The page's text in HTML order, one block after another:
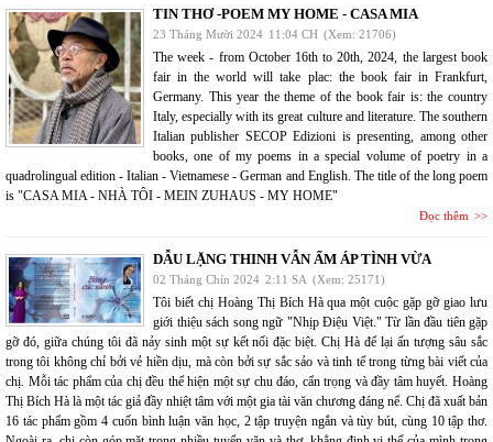
TIN THƠ -POEM MY HOME - CASA MIA
23 Tháng Mười 2024 11:04 CH (Xem: 21706)
The week - from October 16th to 20th, 2024, the largest book
fair in the world will take plac: the book fair in Frankfurt,
Germany. This year the theme of the book fair is: the country
Italy, especially with its great culture and literature. The southern
Italian publisher SECOP Edizioni is presenting, among other
books, one of my poems in a special volume of poetry in a
quadrolingual edition - Italian - Vietnamese - German and English. The title of the long poem
is "CASA MIA - NHÀ TÔI - MEIN ZUHAUS - MY HOME"
Đọc thêm
DẪU LẶNG THINH VẪN ẤM ÁP TÌNH VỪA
02 Tháng Chín 2024 2:11 SA (Xem: 25171)
Tôi biết chị Hoàng Thị Bích Hà qua một cuộc gặp gỡ giao lưu
giới thiệu sách song ngữ "Nhịp Điệu Việt." Từ lần đầu tiên gặp
gỡ đó, giữa chúng tôi đã nảy sinh một sự kết nối đặc biệt. Chị Hà để lại ấn tượng sâu sắc
trong tôi không chỉ bởi vẻ hiền dịu, mà còn bởi sự sắc sảo và tinh tế trong từng bài viết của
chị. Mỗi tác phẩm của chị đều thể hiện một sự chu đáo, cẩn trọng và đầy tâm huyết. Hoàng
Thị Bích Hà là một tác giả đầy nhiệt tâm với một gia tài văn chương đáng nể. Chị đã xuất bản
16 tác phẩm gồm 4 cuốn bình luận văn học, 2 tập truyện ngắn và tùy bút, cùng 10 tập thơ.